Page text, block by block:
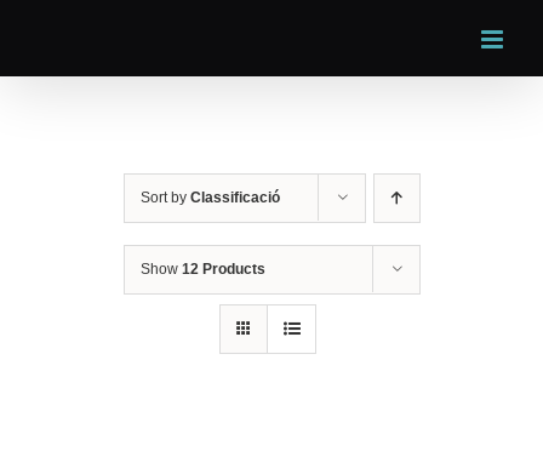
Sort by Classificació
Show 12 Products